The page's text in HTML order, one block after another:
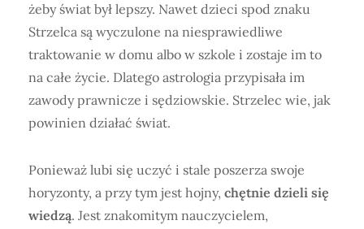
żeby świat był lepszy. Nawet dzieci spod znaku
Strzelca są wyczulone na niesprawiedliwe
traktowanie w domu albo w szkole i zostaje im to
na całe życie. Dlatego astrologia przypisała im
zawody prawnicze i sędziowskie. Strzelec wie, jak
powinien działać świat.
Ponieważ lubi się uczyć i stale poszerza swoje
horyzonty, a przy tym jest hojny, chętnie dzieli się
wiedzą. Jest znakomitym nauczycielem,